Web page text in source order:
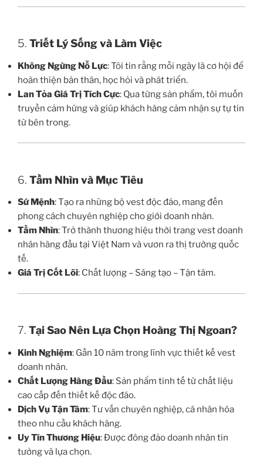
5. Triết Lý Sống và Làm Việc
Không Ngừng Nỗ Lực: Tôi tin rằng mỗi ngày là cơ hội để
hoàn thiện bản thân, học hỏi và phát triển.
Lan Tỏa Giá Trị Tích Cực: Qua từng sản phẩm, tôi muốn
truyền cảm hứng và giúp khách hàng cảm nhận sự tự tin
từ bên trong.
6. Tầm Nhìn và Mục Tiêu
Sứ Mệnh: Tạo ra những bộ vest độc đáo, mang đến
phong cách chuyên nghiệp cho giới doanh nhân.
Tầm Nhìn: Trở thành thương hiệu thời trang vest doanh
nhân hàng đầu tại Việt Nam và vươn ra thị trường quốc
tế.
Giá Trị Cốt Lõi: Chất lượng – Sáng tạo – Tận tâm.
7. Tại Sao Nên Lựa Chọn Hoàng Thị Ngoan?
Kinh Nghiệm: Gần 10 năm trong lĩnh vực thiết kế vest
doanh nhân.
Chất Lượng Hàng Đầu: Sản phẩm tinh tế từ chất liệu
cao cấp đến thiết kế độc đáo.
Dịch Vụ Tận Tâm: Tư vấn chuyên nghiệp, cá nhân hóa
theo nhu cầu khách hàng.
Uy Tín Thương Hiệu: Được đông đảo doanh nhân tin
tưởng và lựa chọn.